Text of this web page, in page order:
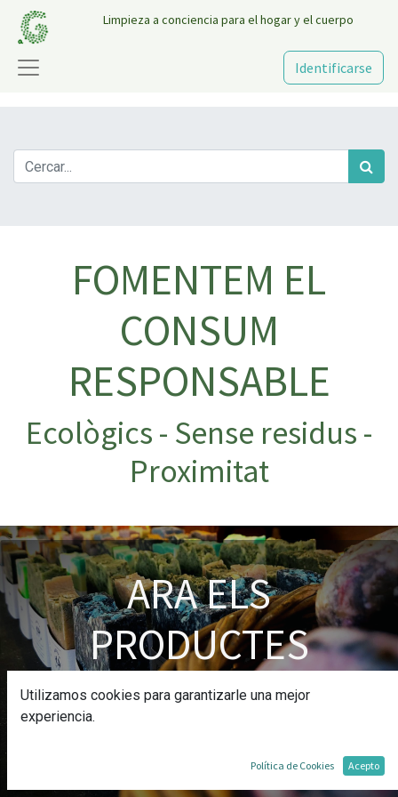
Limpieza a conciencia para el hogar y el cuerpo
Identificarse
FOMENTEM EL
CONSUM
RESPONSABLE
Ecològics - Sense residus -
Proximitat
ARA ELS
PRODUCTES
FORESTA EN CAIXES
5 unitats a un preu reduït. Aprofiteu!
Utilizamos cookies para garantizarle una mejor
experiencia.
Política de Cookies Acepto